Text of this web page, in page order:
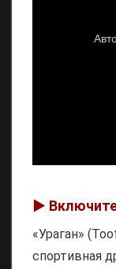
▶️
«Ураган»
спортивная